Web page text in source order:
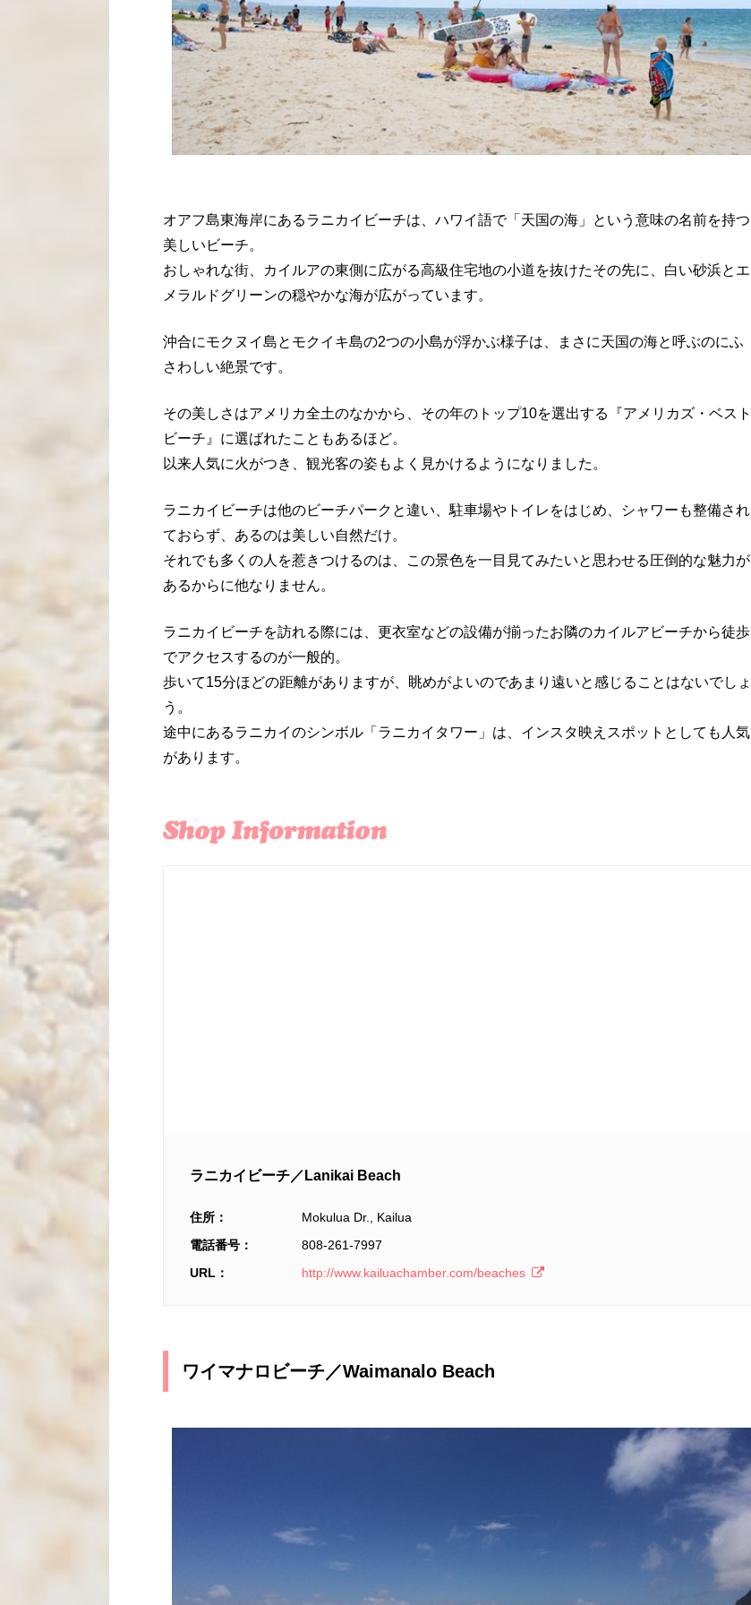
オアフ島東海岸にあるラニカイビーチは、ハワイ語で「天国の海」という意味の名前を持つ
美しいビーチ。
おしゃれな街、カイルアの東側に広がる高級住宅地の小道を抜けたその先に、白い砂浜とエ
メラルドグリーンの穏やかな海が広がっています。
沖合にモクヌイ島とモクイキ島の2つの小島が浮かぶ様子は、まさに天国の海と呼ぶのにふ
さわしい絶景です。
その美しさはアメリカ全土のなかから、その年のトップ10を選出する『アメリカズ・ベスト
ビーチ』に選ばれたこともあるほど。
以来人気に火がつき、観光客の姿もよく見かけるようになりました。
ラニカイビーチは他のビーチパークと違い、駐車場やトイレをはじめ、シャワーも整備され
ておらず、あるのは美しい自然だけ。
それでも多くの人を惹きつけるのは、この景色を一目見てみたいと思わせる圧倒的な魅力が
あるからに他なりません。
ラニカイビーチを訪れる際には、更衣室などの設備が揃ったお隣のカイルアビーチから徒歩
でアクセスするのが一般的。
歩いて15分ほどの距離がありますが、眺めがよいのであまり遠いと感じることはないでしょ
う。
途中にあるラニカイのシンボル「ラニカイタワー」は、インスタ映えスポットとしても人気
があります。
ラニカイビーチ／Lanikai Beach
住所：
Mokulua Dr., Kailua
電話番号：
808-261-7997
URL：
http://www.kailuachamber.com/beaches
ワイマナロビーチ／Waimanalo Beach